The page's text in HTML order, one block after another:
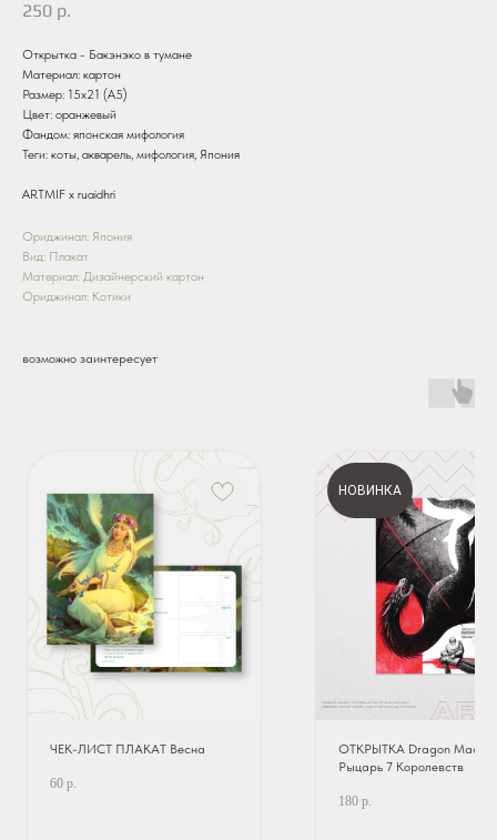
250 р.
Открытка - Бакэнэко в тумане
Материал: картон
Размер: 15х21 (А5)
Цвет: оранжевый
Фандом: японская мифология
Теги: коты, акварель, мифология, Япония
ARTMIF x ruaidhri
Ориджинал: Япония
Вид: Плакат
Материал: Дизайнерский картон
Ориджинал: Котики
возможно заинтересует
ЧЕК-ЛИСТ ПЛАКАТ Весна
60 р.
НОВИНКА
ОТКРЫТКА Dragon
Рыцарь 7 Королевств
180 р.